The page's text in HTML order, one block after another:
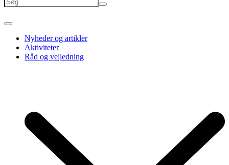
Nyheder og artikler
Aktiviteter
Råd og vejledning